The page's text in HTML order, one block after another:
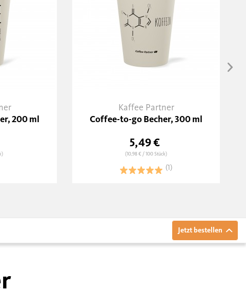
200 ml
Kaffee Partner
Coffee-to-go Becher, 300 ml
5,49 €
(10,98 €/ 100 Stück)
(1)
Jetzt bestellen